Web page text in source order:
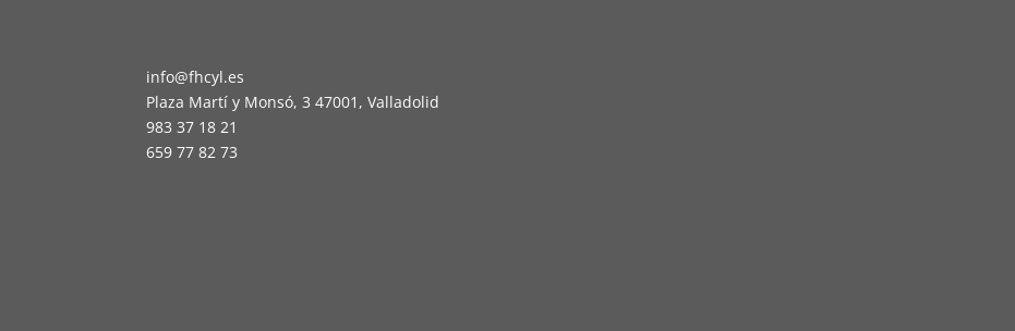
info@fhcyl.es
Plaza Martí y Monsó, 3 47001, Valladolid
983 37 18 21
659 77 82 73